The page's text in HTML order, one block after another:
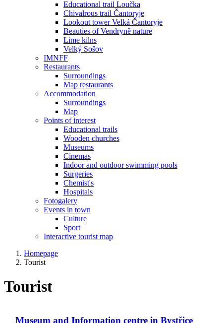
Educational trail Loučka
Chivalrous trail Čantoryje
Lookout tower Velká Čantoryje
Beauties of Vendryně nature
Lime kilns
Velký Sošov
IMNFF
Restaurants
Surroundings
Map restaurants
Accommodation
Surroundings
Map
Points of interest
Educational trails
Wooden churches
Museums
Cinemas
Indoor and outdoor swimming pools
Surgeries
Chemist's
Hospitals
Fotogalery
Events in town
Culture
Sport
Interactive tourist map
Homepage
Tourist
Tourist
Museum and Information centre in Bystřice